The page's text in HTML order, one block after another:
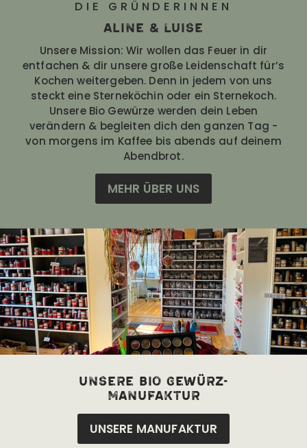
DIE GRÜNDERINNEN
Aline & Luise
Unsere Mission: Wir wollen das Feuer in dir
entfachen & dir unsere große Leidenschaft für’s
Kochen weitergeben. Denn in jedem von uns
steckt eine Sterneköchin oder ein Sternekoch.
Unsere Bio Gewürze werden dein Leben
verändern & begleiten dich den ganzen Tag -
von morgens im Kaffee bis abends auf deinem
Abendbrot.
MEHR ÜBER UNS
unsere bio Gewürz-
manufaktur
UNSERE MANUFAKTUR